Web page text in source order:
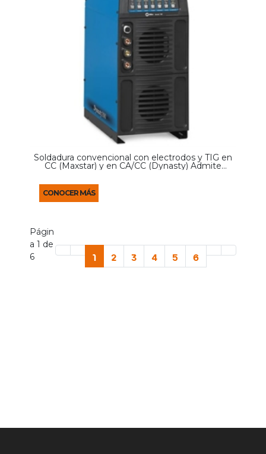
Soldadura convencional con electrodos y TIG en
CC (Maxstar) y en CA/CC (Dynasty) Admite
puentes manuales para ofrecer comodidad en
cualquier entorno ...
CONOCER MÁS
Págin
a 1 de
6
1 2 3 4 5 6